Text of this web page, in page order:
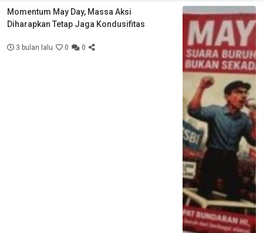
Momentum May Day, Massa Aksi
Diharapkan Tetap Jaga Kondusifitas
3 bulan lalu 0 0